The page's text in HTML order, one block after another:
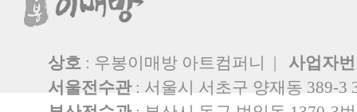
상호 : 우봉이매방 아트컴퍼니 | 사업자
서울전수관: 서울시 서초구 양재동 389-3